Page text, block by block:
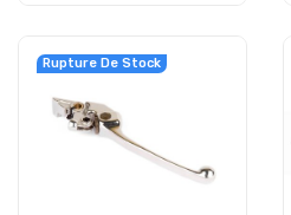
Rupture De Stock